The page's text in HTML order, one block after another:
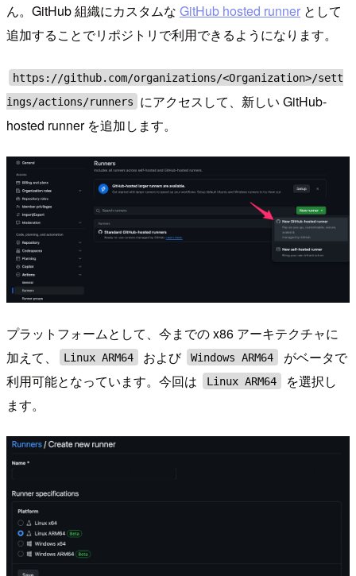
ん。GitHub 組織にカスタムな GitHub hosted runner として
追加することでリポジトリで利用できるようになります。
https://github.com/organizations/<Organization>/sett
ings/actions/runners
にアクセスして、新しい GitHub-
hosted runner を追加します。
プラットフォームとして、今までの x86 アーキテクチャに
加えて、
Linux ARM64 および Windows ARM64
がベータで
利用可能となっています。今回は
Linux ARM64
を選択し
ます。